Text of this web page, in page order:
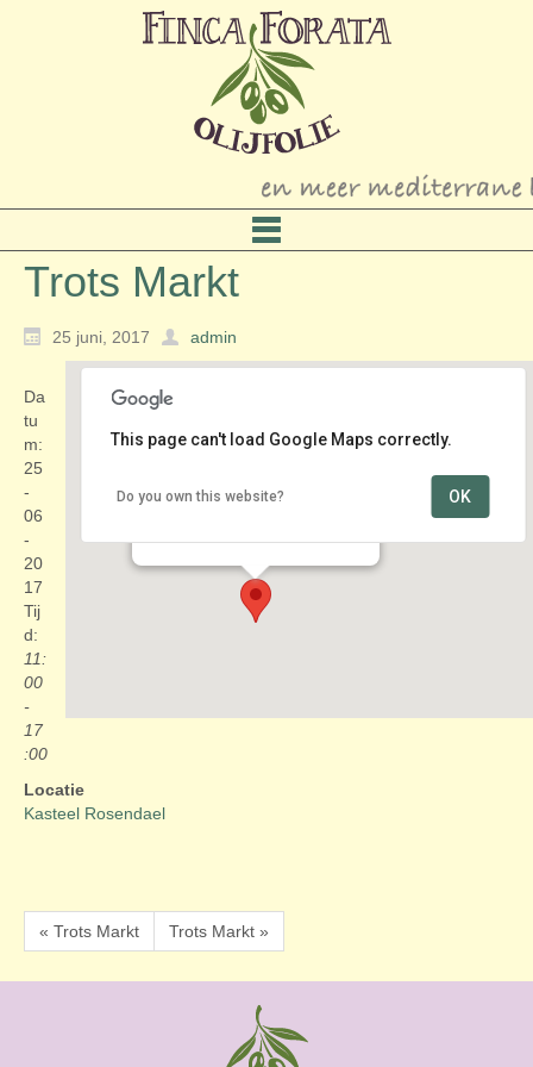
Trots Markt
25 juni, 2017 admin
Kasteel Rosendael
This page can't load Google Maps correctly.
Do you own this website? OK
Da
tu
m:
25
-
06
-
20
17
Tij
d:
11:
00
-
17
:00
Locatie
Kasteel Rosendael
« Trots Markt Trots Markt »